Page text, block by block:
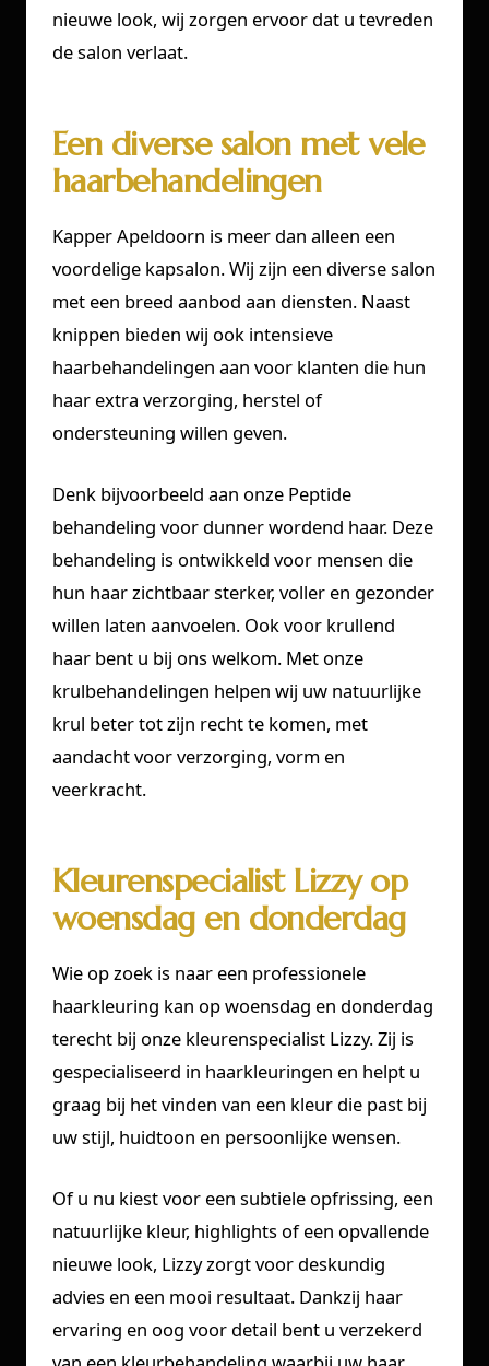
nieuwe look, wij zorgen ervoor dat u tevreden
de salon verlaat.
Een diverse salon met vele
haarbehandelingen
Kapper Apeldoorn is meer dan alleen een
voordelige kapsalon. Wij zijn een diverse salon
met een breed aanbod aan diensten. Naast
knippen bieden wij ook intensieve
haarbehandelingen aan voor klanten die hun
haar extra verzorging, herstel of
ondersteuning willen geven.
Denk bijvoorbeeld aan onze Peptide
behandeling voor dunner wordend haar. Deze
behandeling is ontwikkeld voor mensen die
hun haar zichtbaar sterker, voller en gezonder
willen laten aanvoelen. Ook voor krullend
haar bent u bij ons welkom. Met onze
krulbehandelingen helpen wij uw natuurlijke
krul beter tot zijn recht te komen, met
aandacht voor verzorging, vorm en
veerkracht.
Kleurenspecialist Lizzy op
woensdag en donderdag
Wie op zoek is naar een professionele
haarkleuring kan op woensdag en donderdag
terecht bij onze kleurenspecialist Lizzy. Zij is
gespecialiseerd in haarkleuringen en helpt u
graag bij het vinden van een kleur die past bij
uw stijl, huidtoon en persoonlijke wensen.
Of u nu kiest voor een subtiele opfrissing, een
natuurlijke kleur, highlights of een opvallende
nieuwe look, Lizzy zorgt voor deskundig
advies en een mooi resultaat. Dankzij haar
ervaring en oog voor detail bent u verzekerd